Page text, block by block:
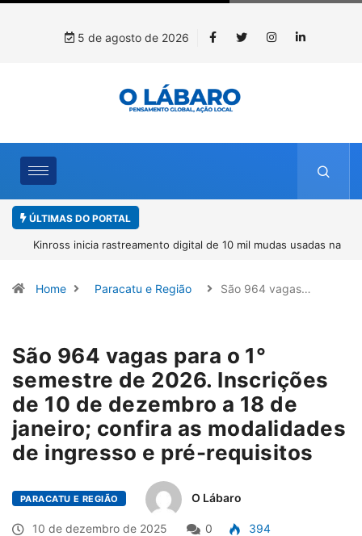
5 de agosto de 2026
ÚLTIMAS DO PORTAL
Kinross inicia rastreamento digital de 10 mil mudas usadas na
Home Paracatu e Região São 964 vagas…
São 964 vagas para o 1°
semestre de 2026. Inscrições
de 10 de dezembro a 18 de
janeiro; confira as modalidades
de ingresso e pré-requisitos
PARACATU E REGIÃO O Lábaro
10 de dezembro de 2025 0
394